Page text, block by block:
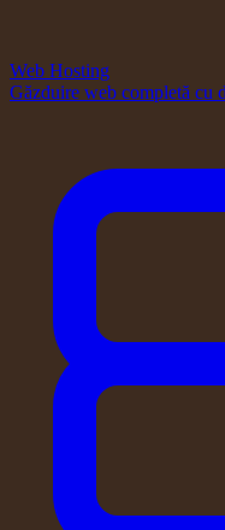
Web Hosting
Găzduire web completă cu